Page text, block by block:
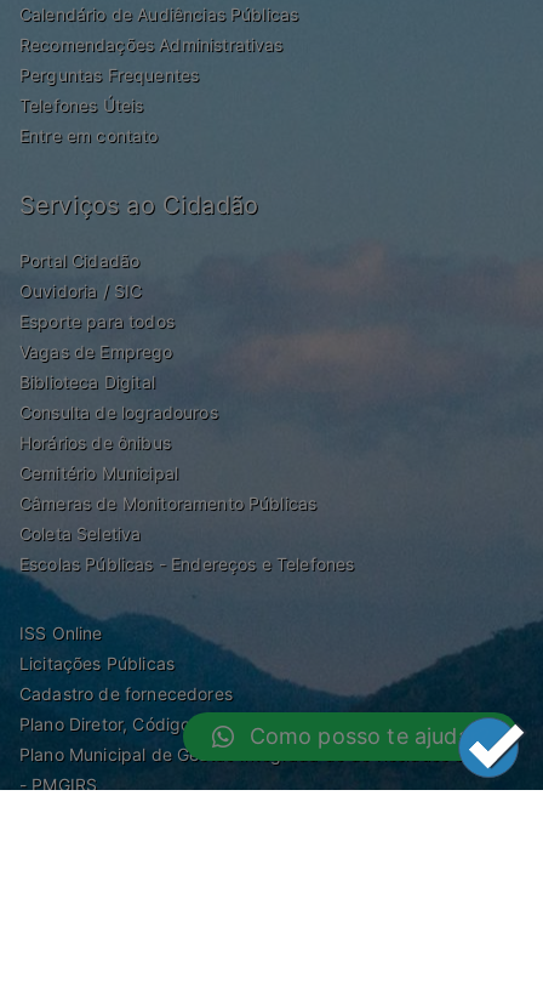
Calendário de Audiências Públicas
Recomendações Administrativas
Perguntas Frequentes
Telefones Úteis
Entre em contato
Serviços ao Cidadão
Portal Cidadão
Ouvidoria / SIC
Esporte para todos
Vagas de Emprego
Biblioteca Digital
Consulta de logradouros
Horários de ônibus
Cemitério Municipal
Câmeras de Monitoramento Públicas
Coleta Seletiva
Escolas Públicas - Endereços e Telefones
ISS Online
Licitações Públicas
Cadastro de fornecedores
Plano Diretor, Código de Obras, Zoneamento e Posturas
Plano Municipal de Gestão Integrada de de Resíduos Sólidos
- PMGIRS
Como posso te ajudar?